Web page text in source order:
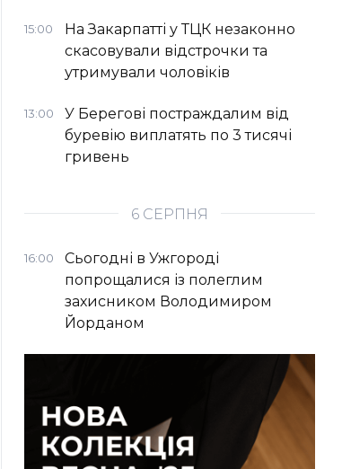
15:00
На Закарпатті у ТЦК незаконно
скасовували відстрочки та
утримували чоловіків
13:00
У Берегові постраждалим від
буревію виплатять по 3 тисячі
гривень
6 СЕРПНЯ
16:00
Сьогодні в Ужгороді
попрощалися із полеглим
захисником Володимиром
Йорданом